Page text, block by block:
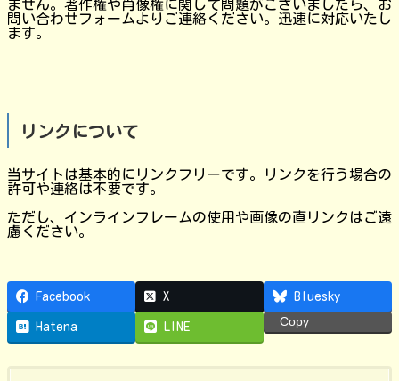
ません。著作権や肖像権に関して問題がございましたら、お
問い合わせフォームよりご連絡ください。迅速に対応いたし
ます。
リンクについて
当サイトは基本的にリンクフリーです。リンクを行う場合の
許可や連絡は不要です。
ただし、インラインフレームの使用や画像の直リンクはご遠
慮ください。
Facebook X Bluesky
Hatena LINE Copy